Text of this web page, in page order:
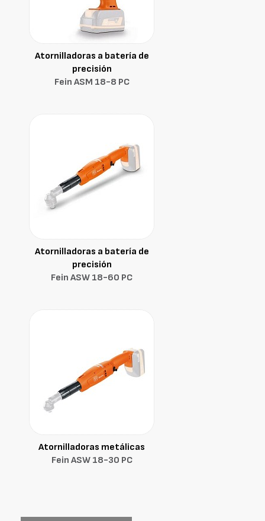
Atornilladoras a batería de
precisión
Fein ASM 18-8 PC
Atornilladoras a batería de
precisión
Fein ASW 18-60 PC
Atornilladoras metálicas
Fein ASW 18-30 PC